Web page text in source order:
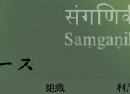
組織 利